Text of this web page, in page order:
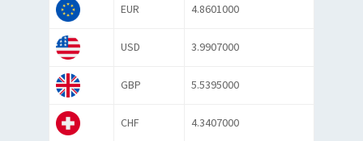
EUR 4.8601000
USD 3.9907000
GBP 5.5395000
CHF 4.3407000